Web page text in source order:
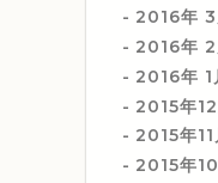
2016年 3
2016年 2
2016年 1
2015年12
2015年11
2015年10